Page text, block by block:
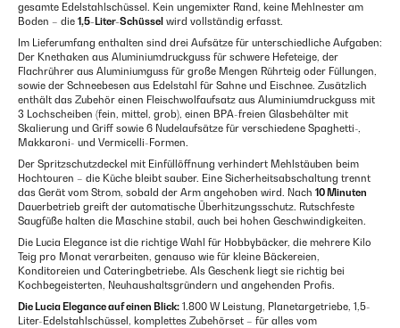
gesamte Edelstahlschüssel. Kein ungemixter Rand, keine Mehlnester am
Boden – die 1,5-Liter-Schüssel wird vollständig erfasst.
Im Lieferumfang enthalten sind drei Aufsätze für unterschiedliche Aufgaben:
Der Knethaken aus Aluminiumdruckguss für schwere Hefeteige, der
Flachrührer aus Aluminiumguss für große Mengen Rührteig oder Füllungen,
sowie der Schneebesen aus Edelstahl für Sahne und Eischnee. Zusätzlich
enthält das Zubehör einen Fleischwolfaufsatz aus Aluminiumdruckguss mit
3 Lochscheiben (fein, mittel, grob), einen BPA-freien Glasbehälter mit
Skalierung und Griff sowie 6 Nudelaufsätze für verschiedene Spaghetti-,
Makkaroni- und Vermicelli-Formen.
Der Spritzschutzdeckel mit Einfüllöffnung verhindert Mehlstäuben beim
Hochtouren – die Küche bleibt sauber. Eine Sicherheitsabschaltung trennt
das Gerät vom Strom, sobald der Arm angehoben wird. Nach 10 Minuten
Dauerbetrieb greift der automatische Überhitzungsschutz. Rutschfeste
Saugfüße halten die Maschine stabil, auch bei hohen Geschwindigkeiten.
Die Lucia Elegance ist die richtige Wahl für Hobbybäcker, die mehrere Kilo
Teig pro Monat verarbeiten, genauso wie für kleine Bäckereien,
Konditoreien und Cateringbetriebe. Als Geschenk liegt sie richtig bei
Kochbegeisterten, Neuhaushaltsgründern und angehenden Profis.
Die Lucia Elegance auf einen Blick: 1.800 W Leistung, Planetargetriebe, 1,5-
Liter-Edelstahlschüssel, komplettes Zubehörset – für alles vom